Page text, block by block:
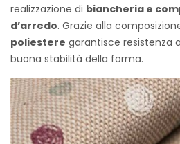
realizzazione di biancheria e
d’arredo. Grazie alla
poliestere garantisce resistenza
buona stabilità della forma.